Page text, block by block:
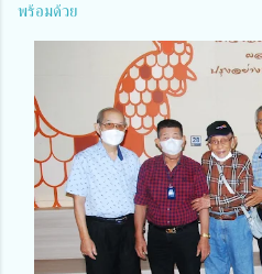
พร้อมด้วย